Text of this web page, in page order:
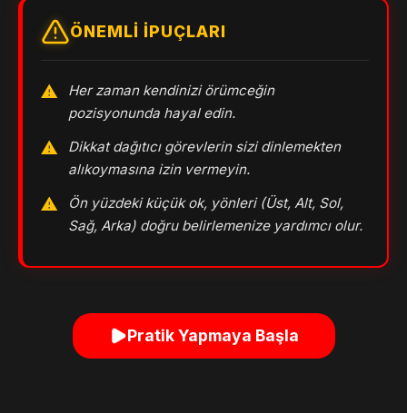
ÖNEMLI İPUÇLARI
Her zaman kendinizi örümceğin
pozisyonunda hayal edin.
Dikkat dağıtıcı görevlerin sizi dinlemekten
alıkoymasına izin vermeyin.
Ön yüzdeki küçük ok, yönleri (Üst, Alt, Sol,
Sağ, Arka) doğru belirlemenize yardımcı olur.
Pratik Yapmaya Başla